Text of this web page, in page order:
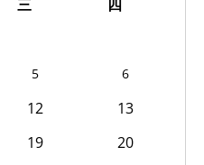
三 四
5 6
12
13
19
20